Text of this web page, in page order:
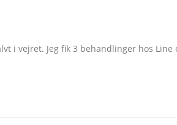
i vejret. Jeg fik 3 behandlinger hos Line